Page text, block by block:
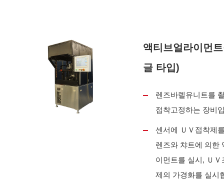
액티브얼라이먼
글 타입)
렌즈바렐유니트를
접착고정하는 장비
센서에 ＵＶ접착제
렌즈와 챠트에 의한
이먼트를 실시, ＵＶ
제의 가경화를 실시